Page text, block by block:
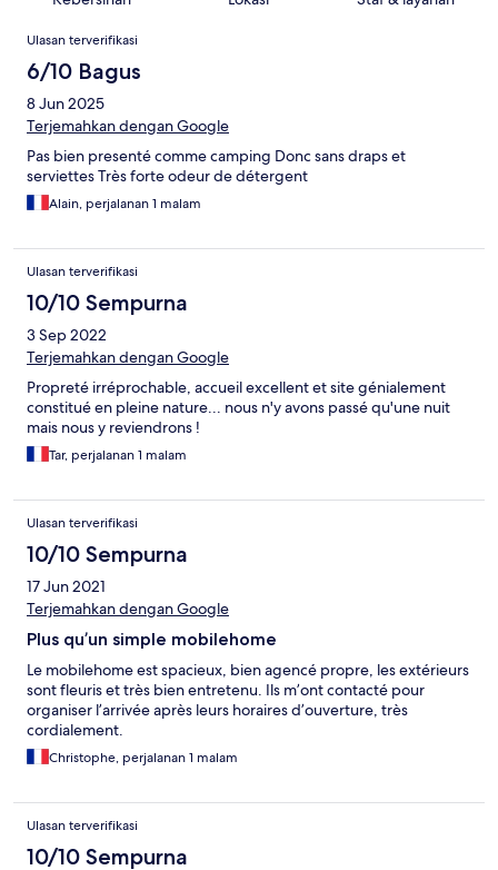
Ulasan
Ulasan terverifikasi
6/10 Bagus
8 Jun 2025
Terjemahkan dengan Google
Pas bien presenté comme camping Donc sans draps et
serviettes Très forte odeur de détergent
Alain, perjalanan 1 malam
Ulasan terverifikasi
10/10 Sempurna
3 Sep 2022
Terjemahkan dengan Google
Propreté irréprochable, accueil excellent et site génialement
constitué en pleine nature... nous n'y avons passé qu'une nuit
mais nous y reviendrons !
Tar, perjalanan 1 malam
Ulasan terverifikasi
10/10 Sempurna
17 Jun 2021
Terjemahkan dengan Google
Plus qu’un simple mobilehome
Le mobilehome est spacieux, bien agencé propre, les extérieurs
sont fleuris et très bien entretenu. Ils m’ont contacté pour
organiser l’arrivée après leurs horaires d’ouverture, très
cordialement.
Christophe, perjalanan 1 malam
Ulasan terverifikasi
10/10 Sempurna